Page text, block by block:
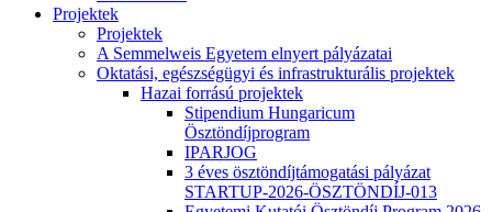
Projektek
Projektek
A Semmelweis Egyetem elnyert pályázatai
Oktatási, egészségügyi és infrastrukturális projektek
Hazai forrású projektek
Stipendium Hungaricum
Ösztöndíjprogram
IPARJOG
3 éves ösztöndíjtámogatási pályázat
STARTUP-2026-ÖSZTÖNDÍJ-013